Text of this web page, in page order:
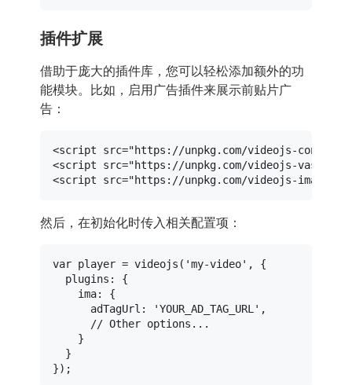
插件扩展
借助于庞大的插件库，您可以轻松添加额外的功
能模块。比如，启用广告插件来展示前贴片广
告：
<script src="https://unpkg.com/videojs-
<script src="https://unpkg.com/videojs-vast-
<script src="https://unpkg.com/videojs-
然后，在初始化时传入相关配置项：
var player = videojs ( 'my-video' , {
plugins : {
ima: {
adTagUrl : 'YOUR_AD_TAG_URL' ,
// Other options...
    }
  }